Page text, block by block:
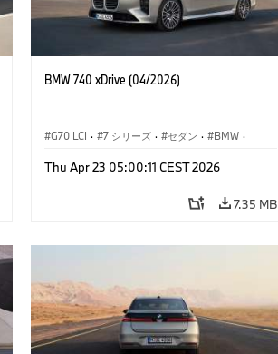
BMW 740 xDrive (04/2026)
G70 LCI · 7 シリーズ · セダン · BMW ·
M760e
Thu Apr 23 05:00:11 CEST 2026
7.35 MB